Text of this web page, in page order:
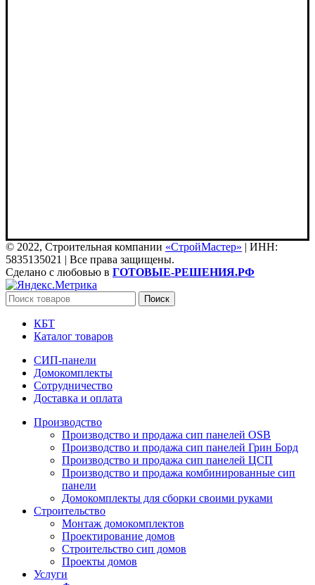
© 2022, Строительная компании «СтройМастер» | ИНН:
5835135021 | Все права защищены.
Сделано с любовью в ГОТОВЫЕ-РЕШЕНИЯ.РФ
Поиск
КБТ
Каталог товаров
СИП-панели
Домокомплекты
Сотрудничество
Доставка и оплата
Производство
Производство и продажа сип панелей OSB
Производство и продажа сип панелей Грин Борд
Производство и продажа сип панелей ЦСП
Производство и продажа комбинированные сип
панели
Домокомплекты для сборки своими руками
Строительство
Монтаж домокомплектов
Проектирование домов
Строительство сип домов
Проекты домов
Услуги